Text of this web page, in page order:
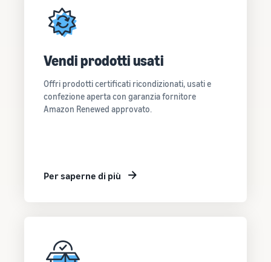
Vendi prodotti usati
Offri prodotti certificati ricondizionati, usati e
confezione aperta con garanzia fornitore
Amazon Renewed approvato.
Per saperne di più